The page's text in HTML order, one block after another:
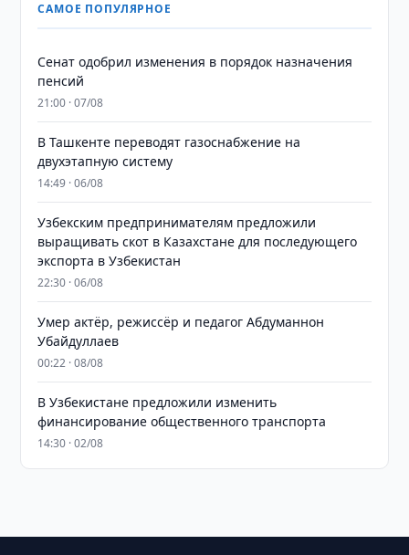
САМОЕ ПОПУЛЯРНОЕ
Сенат одобрил изменения в порядок назначения
пенсий
21:00 · 07/08
В Ташкенте переводят газоснабжение на
двухэтапную систему
14:49 · 06/08
Узбекским предпринимателям предложили
выращивать скот в Казахстане для последующего
экспорта в Узбекистан
22:30 · 06/08
Умер актёр, режиссёр и педагог Абдуманнон
Убайдуллаев
00:22 · 08/08
В Узбекистане предложили изменить
финансирование общественного транспорта
14:30 · 02/08